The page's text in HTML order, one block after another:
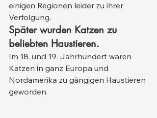
einigen Regionen leider zu ihrer
Verfolgung.
Später wurden Katzen zu
beliebten Haustieren.
Im 18. und 19. Jahrhundert waren
Katzen in ganz Europa und
Nordamerika zu gängigen Haustieren
geworden.